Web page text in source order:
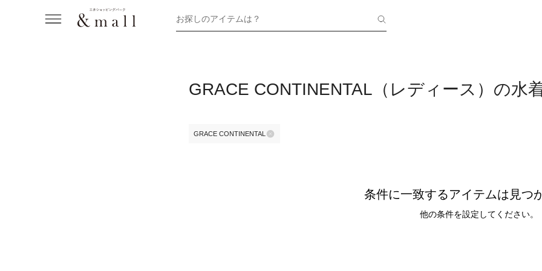
お探しのアイテムは？
GRACE CONTINENTAL（レディース）の水
GRACE CONTINENTAL
条件に一致するアイテムは見つ
他の条件を設定してください。